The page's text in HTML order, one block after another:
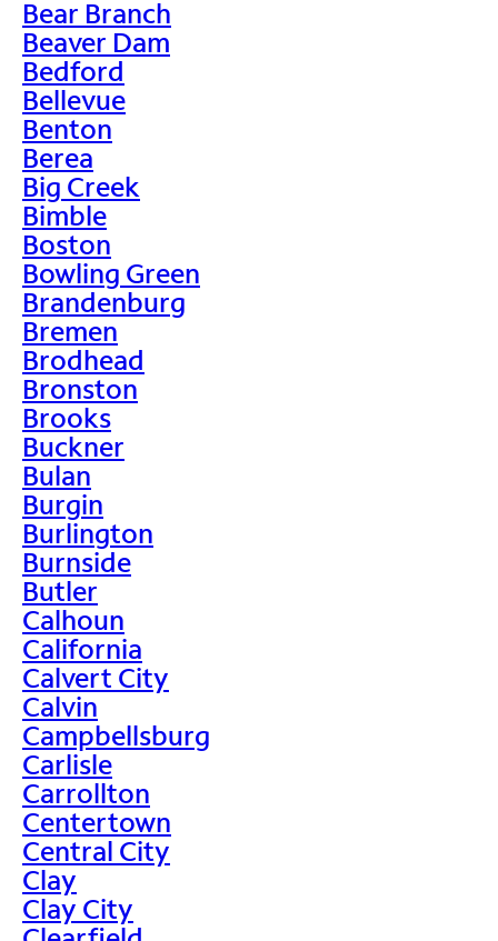
Bear Branch
Beaver Dam
Bedford
Bellevue
Benton
Berea
Big Creek
Bimble
Boston
Bowling Green
Brandenburg
Bremen
Brodhead
Bronston
Brooks
Buckner
Bulan
Burgin
Burlington
Burnside
Butler
Calhoun
California
Calvert City
Calvin
Campbellsburg
Carlisle
Carrollton
Centertown
Central City
Clay
Clay City